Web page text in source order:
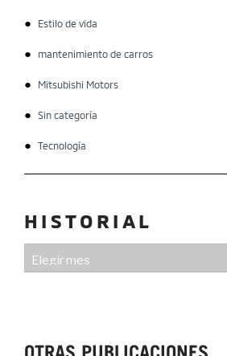
Estilo de vida
mantenimiento de carros
Mitsubishi Motors
Sin categoría
Tecnología
HISTORIAL
HISTORIAL
OTRAS PUBLICACIONES